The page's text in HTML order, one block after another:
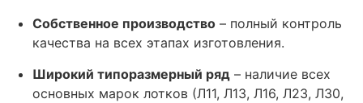
Собственное производство – полный контроль
качества на всех этапах изготовления.
Широкий типоразмерный ряд – наличие всех
основных марок лотков (Л11, Л13, Л16, Л23, Л30,